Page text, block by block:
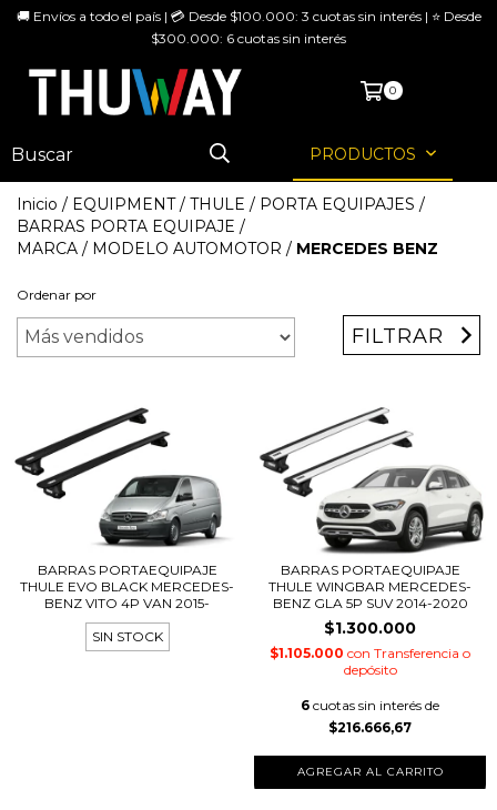
🚚 Envíos a todo el país | 💳 Desde $100.000: 3 cuotas sin interés | ⭐ Desde
$300.000: 6 cuotas sin interés
0
PRODUCTOS
Inicio / EQUIPMENT / THULE / PORTA EQUIPAJES /
BARRAS PORTA EQUIPAJE /
MARCA / MODELO AUTOMOTOR / MERCEDES BENZ
Ordenar por
FILTRAR
BARRAS PORTAEQUIPAJE
THULE EVO BLACK MERCEDES-
BENZ VITO 4P VAN 2015-
SIN STOCK
BARRAS PORTAEQUIPAJE
THULE WINGBAR MERCEDES-
BENZ GLA 5P SUV 2014-2020
$1.300.000
$1.105.000 con Transferencia o
depósito
6 cuotas sin interés de
$216.666,67